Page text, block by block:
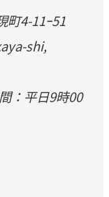
町4-11ｰ51
shi,
：平日9時00